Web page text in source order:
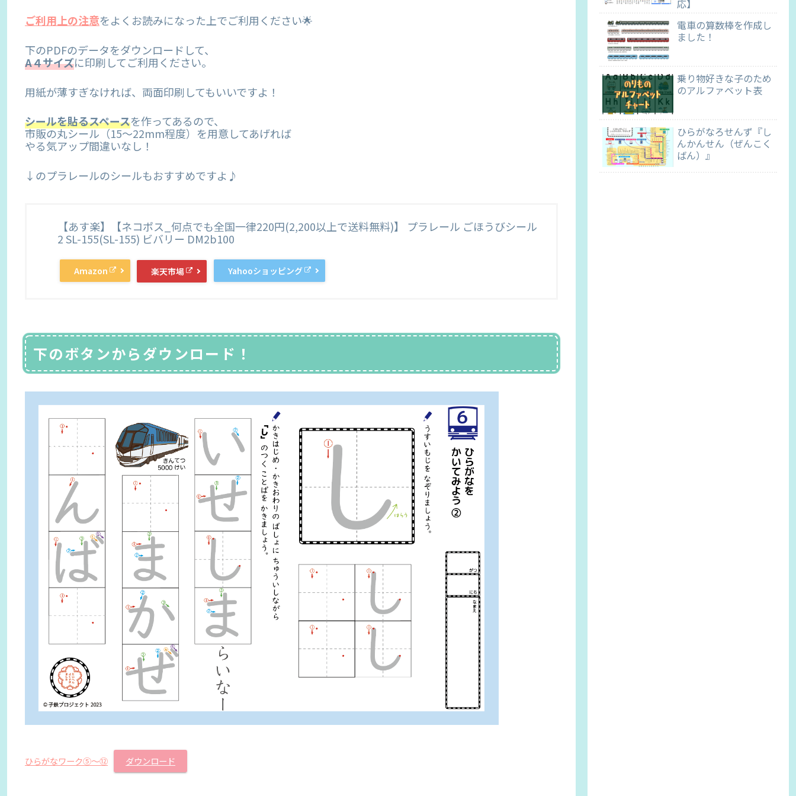
ご利用上の注意をよくお読みになった上でご利用ください🌟
下のPDFのデータをダウンロードして、
A４サイズに印刷してご利用ください。
用紙が薄すぎなければ、両面印刷してもいいですよ！
シールを貼るスペースを作ってあるので、
市販の丸シール（15〜22mm程度）を用意してあげれば
やる気アップ間違いなし！
↓のプラレールのシールもおすすめですよ♪
【あす楽】【ネコポス_何点でも全国一律220円(2,200以上で送料無料)】 プラレール ごほうびシール
2 SL-155(SL-155) ビバリー DM2b100
Amazon 楽天市場 Yahooショッピング
下のボタンからダウンロード！
ひらがなワーク⑤〜⑫ ダウンロード
応】
電車の算数棒を作成し
ました！
乗り物好きな子のため
のアルファベット表
ひらがなろせんず『し
んかんせん（ぜんこく
ばん）』